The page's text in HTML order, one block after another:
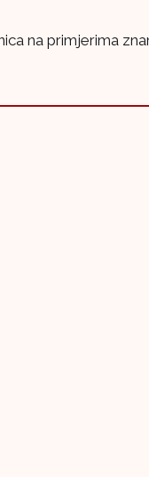
na primjerima